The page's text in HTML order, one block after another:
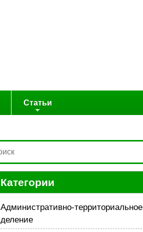
Статьи
Категории
Административно-территориальное
деление